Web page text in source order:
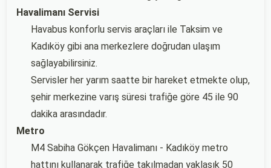
Havalimanı Servisi
Havabus konforlu servis araçları ile Taksim ve
Kadıköy gibi ana merkezlere doğrudan ulaşım
sağlayabilirsiniz.
Servisler her yarım saatte bir hareket etmekte olup,
şehir merkezine varış süresi trafiğe göre 45 ile 90
dakika arasındadır.
Metro
M4 Sabiha Gökçen Havalimanı - Kadıköy metro
hattını kullanarak trafiğe takılmadan yaklaşık 50